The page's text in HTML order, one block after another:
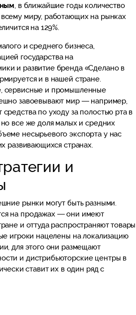
, в ближайшие годы количество
миру, работающих на рынках
на 129%.
и среднего бизнеса,
государства на
и развитие бренда «Сделано в
и в нашей стране.
сервисные и промышленные
завоевывают мир — например,
по уходу за полостью рта в
все же доля малых и средних
несырьевого экспорта у нас
развивающихся странах.
и
рынки могут быть разными.
на продажах — они имеют
и оттуда распространяют товары
игроки нацелены на локализацию
для этого они размещают
и дистрибьюторские центры в
ставит их в один ряд с